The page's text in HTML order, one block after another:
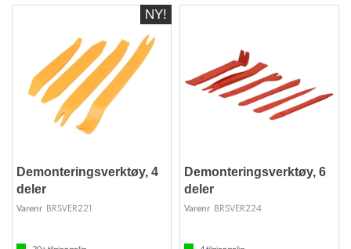
Demonteringsverktøy, 4
deler
Varenr BRSVER221
Demonteringsverktøy, 6
deler
Varenr BRSVER224